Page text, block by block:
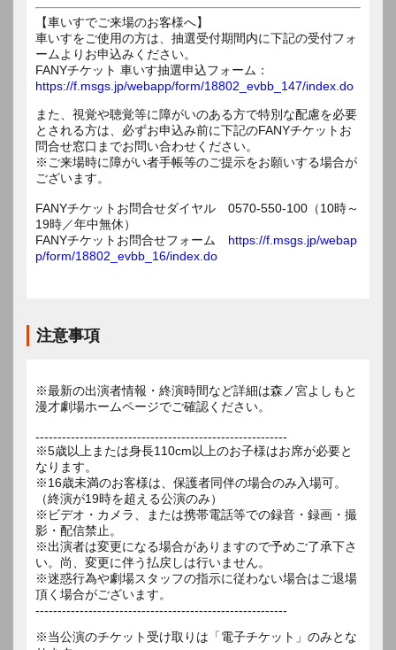
【車いすでご来場のお客様へ】
車いすをご使用の方は、抽選受付期間内に下記の受付フォ
ームよりお申込みください。
FANYチケット 車いす抽選申込フォーム：
https://f.msgs.jp/webapp/form/18802_evbb_147/index.do
また、視覚や聴覚等に障がいのある方で特別な配慮を必要
とされる方は、必ずお申込み前に下記のFANYチケットお
問合せ窓口までお問い合わせください。
※ご来場時に障がい者手帳等のご提示をお願いする場合が
ございます。
FANYチケットお問合せダイヤル 0570-550-100（10時～
19時／年中無休）
FANYチケットお問合せフォーム https://f.msgs.jp/webap
p/form/18802_evbb_16/index.do
注意事項
※最新の出演者情報・終演時間など詳細は森ノ宮よしもと
漫才劇場ホームページでご確認ください。
---------------------------------------------------------
※5歳以上または身長110cm以上のお子様はお席が必要と
なります。
※16歳未満のお客様は、保護者同伴の場合のみ入場可。
（終演が19時を超える公演のみ）
※ビデオ・カメラ、または携帯電話等での録音・録画・撮
影・配信禁止。
※出演者は変更になる場合がありますので予めご了承下さ
い。尚、変更に伴う払戻しは行いません。
※迷惑行為や劇場スタッフの指示に従わない場合はご退場
頂く場合がございます。
---------------------------------------------------------
※当公演のチケット受け取りは「電子チケット」のみとな